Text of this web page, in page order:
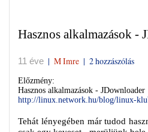
Hasznos alkalmazások -
11 éve | M Imre | 2 hozzászólás
Előzmény:
Hasznos alkalmazások - JDownloader
http://linux.network.hu/blog/linux-
Tehát lényegében már tudod